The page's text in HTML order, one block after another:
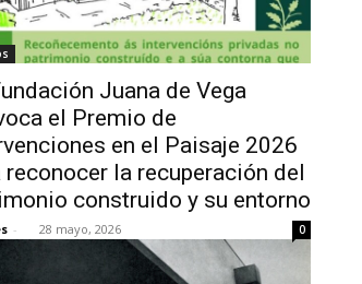
Juana de Vega
el Premio de
en el Paisaje 2026
reconocer la recuperación del
construido y su entorno
- 28 mayo, 2026 0